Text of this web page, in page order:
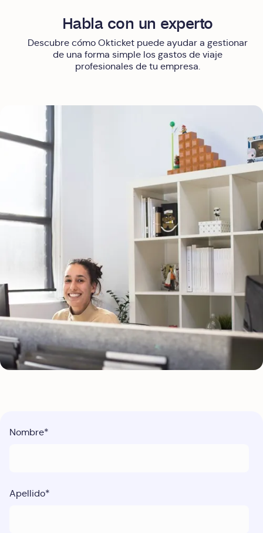
Habla con un experto
Descubre cómo Okticket puede ayudar a gestionar
de una forma simple los gastos de viaje
profesionales de tu empresa.
Nombre*
Apellido*